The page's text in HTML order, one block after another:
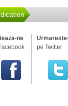
ne
pe Twitter